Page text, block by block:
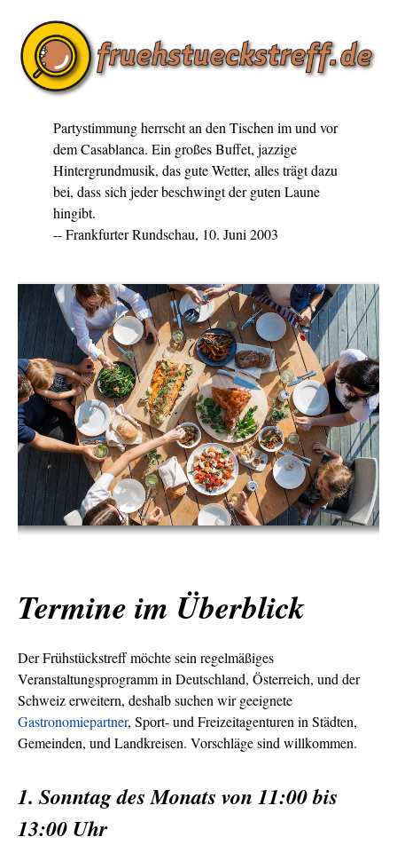
Partystimmung herrscht an den Tischen im und vor
dem Casablanca. Ein großes Buffet, jazzige
Hintergrundmusik, das gute Wetter, alles trägt dazu
bei, dass sich jeder beschwingt der guten Laune
hingibt.
-- Frankfurter Rundschau, 10. Juni 2003
Termine im Überblick
Der Frühstückstreff möchte sein regelmäßiges
Veranstaltungsprogramm in Deutschland, Österreich, und der
Schweiz erweitern, deshalb suchen wir geeignete
Gastronomiepartner, Sport- und Freizeitagenturen in Städten,
Gemeinden, und Landkreisen. Vorschläge sind willkommen.
1. Sonntag des Monats von 11:00 bis
13:00 Uhr